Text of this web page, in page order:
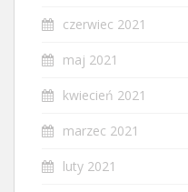
czerwiec 2021
maj 2021
kwiecień 2021
marzec 2021
luty 2021